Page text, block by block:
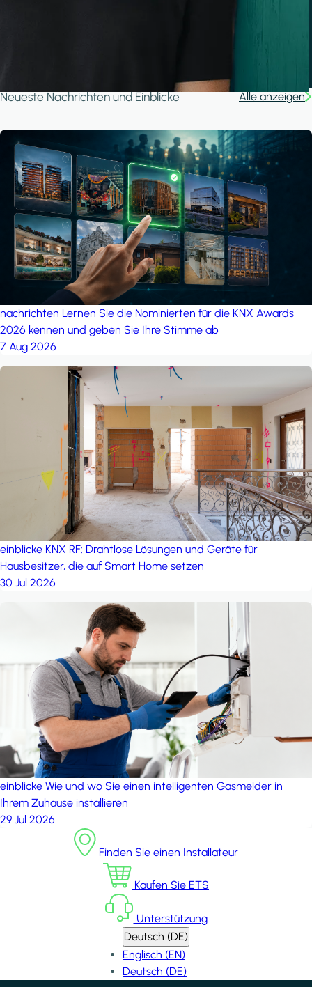
Neueste Nachrichten und Einblicke Alle anzeigen
nachrichten Lernen Sie die Nominierten für die KNX Awards
2026 kennen und geben Sie Ihre Stimme ab
7 Aug 2026
einblicke KNX RF: Drahtlose Lösungen und Geräte für
Hausbesitzer, die auf Smart Home setzen
30 Jul 2026
einblicke Wie und wo Sie einen intelligenten Gasmelder in
Ihrem Zuhause installieren
29 Jul 2026
Finden Sie einen Installateur
Kaufen Sie ETS
Unterstützung
Deutsch (DE)
Englisch (EN)
Deutsch (DE)